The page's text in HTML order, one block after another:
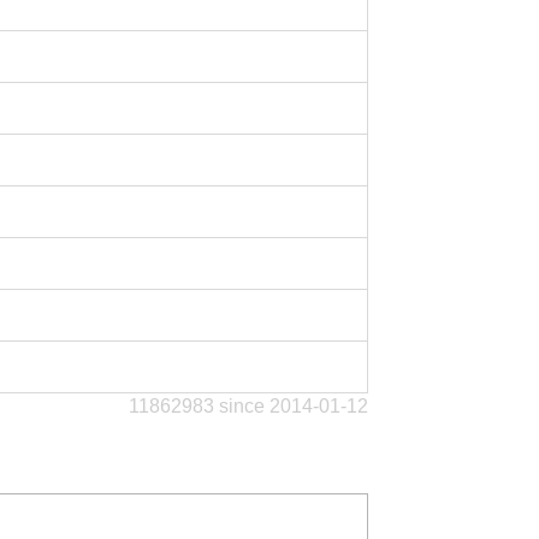
11862983 since 2014-01-12